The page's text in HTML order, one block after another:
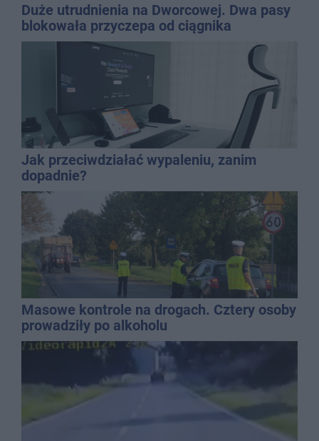
Duże utrudnienia na Dworcowej. Dwa pasy
blokowała przyczepa od ciągnika
Jak przeciwdziałać wypaleniu, zanim
dopadnie?
Masowe kontrole na drogach. Cztery osoby
prowadziły po alkoholu